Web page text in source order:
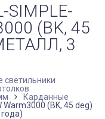
(BK, 45
3
светильники
Карданные
Warm3000 (BK, 45 deg)